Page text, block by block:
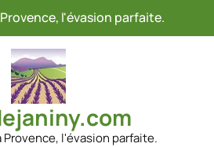
l'évasion parfaite.
Provence, l'évasion parfaite.